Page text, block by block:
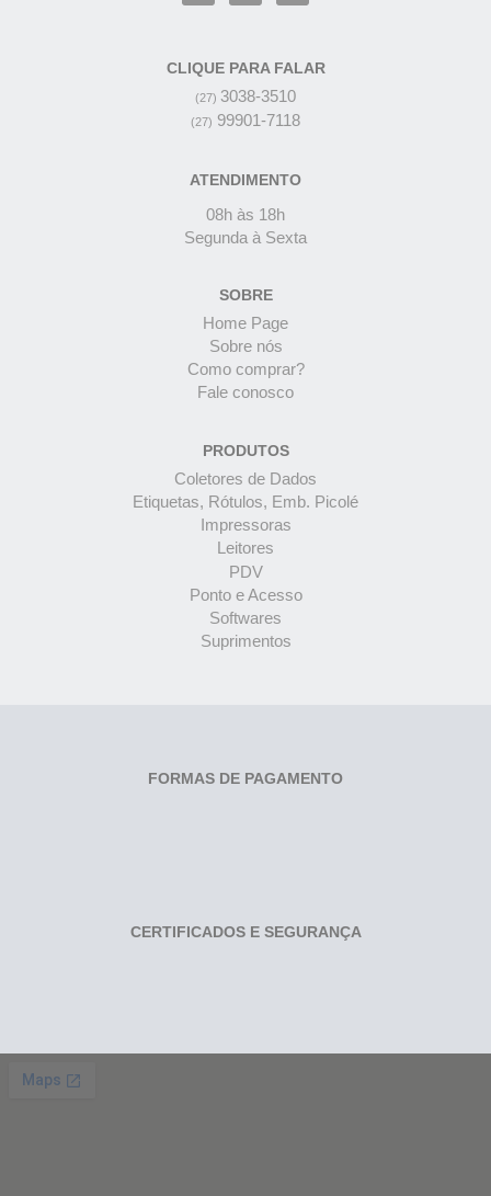
CLIQUE PARA FALAR
(27) 3038-3510
(27) 99901-7118
ATENDIMENTO
08h às 18h
Segunda à Sexta
SOBRE
Home Page
Sobre nós
Como comprar?
Fale conosco
PRODUTOS
Coletores de Dados
Etiquetas, Rótulos, Emb. Picolé
Impressoras
Leitores
PDV
Ponto e Acesso
Softwares
Suprimentos
FORMAS DE PAGAMENTO
CERTIFICADOS E SEGURANÇA